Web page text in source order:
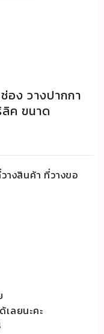
อง วางปากกา
ค ขนาด
างสินค้า ที่วางขอ
เลยนะคะ